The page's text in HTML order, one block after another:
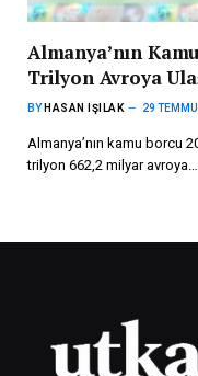
Almanya’nın
Trilyon Avroya
BY HASAN IŞILAK 29
Almanya’nın kamu borcu
trilyon 662,2 milyar avroya…